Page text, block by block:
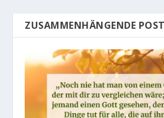
ZUSAMMENHÄNGENDE